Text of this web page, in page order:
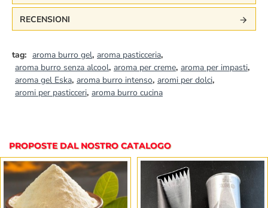
RECENSIONI
tag: aroma burro gel, aroma pasticceria,
aroma burro senza alcool, aroma per creme, aroma per impasti,
aroma gel Eska, aroma burro intenso, aromi per dolci,
aromi per pasticceri, aroma burro cucina
PROPOSTE DAL NOSTRO CATALOGO